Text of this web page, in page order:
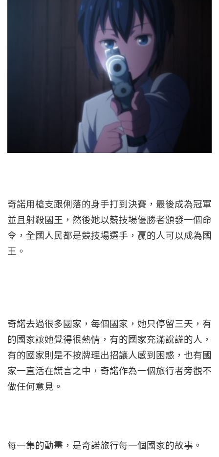
奇諾用槍支跟俐落的身手打到決賽，最後成為冠軍
並且射殺國王，然後她以競技場優勝者頒發一個命
令，全國人民都是競技場選手，贏的人可以成為國
王。
奇諾去過很多國家，每個國家，她只停留三天，有
的國家讓她覺得很熱情，有的國家充滿說謊的人，
有的國家則是不按牌理出招讓人感到困惑，也有國
家一直活在謊言之中，奇諾作為一個旅行者旁觀不
做任何意見。
每一集的動畫，是奇諾旅行每一個國家的故事。